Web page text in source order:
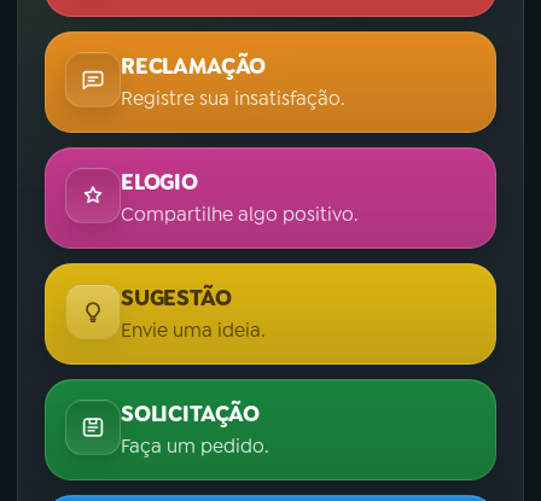
RECLAMAÇÃO
Registre sua insatisfação.
ELOGIO
Compartilhe algo positivo.
SUGESTÃO
Envie uma ideia.
SOLICITAÇÃO
Faça um pedido.